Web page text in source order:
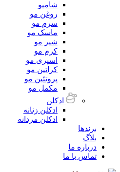
شامپو
روغن مو
سرم مو
ماسک مو
شیر مو
کرم مو
اسپری مو
کراتین مو
پروتئین مو
مکمل مو
ادکلن
ادکلن زنانه
ادکلن مردانه
برندها
بلاگ
درباره ما
تماس با ما